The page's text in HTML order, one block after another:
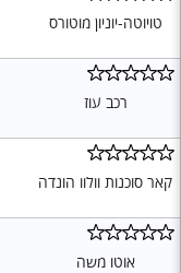
טויוטה-יוניון מוטורס
רכב עוז
קאר סוכנות וולוו הונדה
אוטו משה